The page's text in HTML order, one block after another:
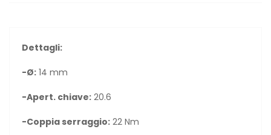
Dettagli:
-Ø: 14 mm
-Apert. chiave: 20.6
-Coppia serraggio: 22 Nm